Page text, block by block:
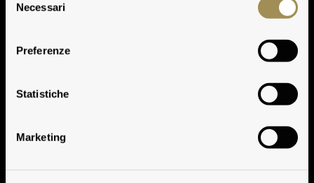
delNecessari
Preferenze
Statistiche
Marketing